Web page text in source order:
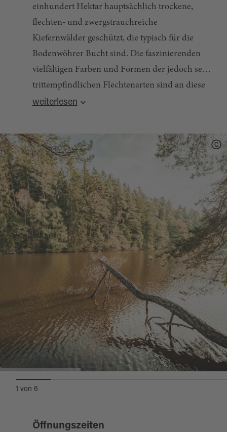
einhundert Hektar hauptsächlich trockene,
flechten- und zwergstrauchreiche
Kiefernwälder geschützt, die typisch für die
Bodenwöhrer Bucht sind. Die faszinierenden
vielfältigen Farben und Formen der jedoch sehr
trittempfindlichen Flechtenarten sind an diese
flachgründigen, sandigen Bodenverhältnisse
Weichselbrunner Weiher mit den
abwechslungsreichen Verlandungsbereichen
und Röhrichten finden eine Vielzahl zum Teil
auch seltener Tier- und Pflanzenarten ihren
Lebensraum.
Quelle:destination.one
weiterlesen
1 von 6
Öffnungszeiten